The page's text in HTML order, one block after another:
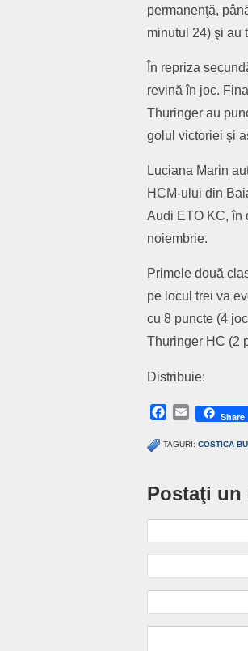
permanenţă,
minutul 24) şi au
În repriza
revină în joc.
Thuringer au
golul victoriei şi
Luciana Marin
HCM-ului din
Audi ETO KC, în
noiembrie.
Primele două
pe locul trei va
cu 8 puncte (4
Thuringer HC (2
Distribuie:
Facebook
EmailShare
TAGURI: COSTICA
Postaţi un